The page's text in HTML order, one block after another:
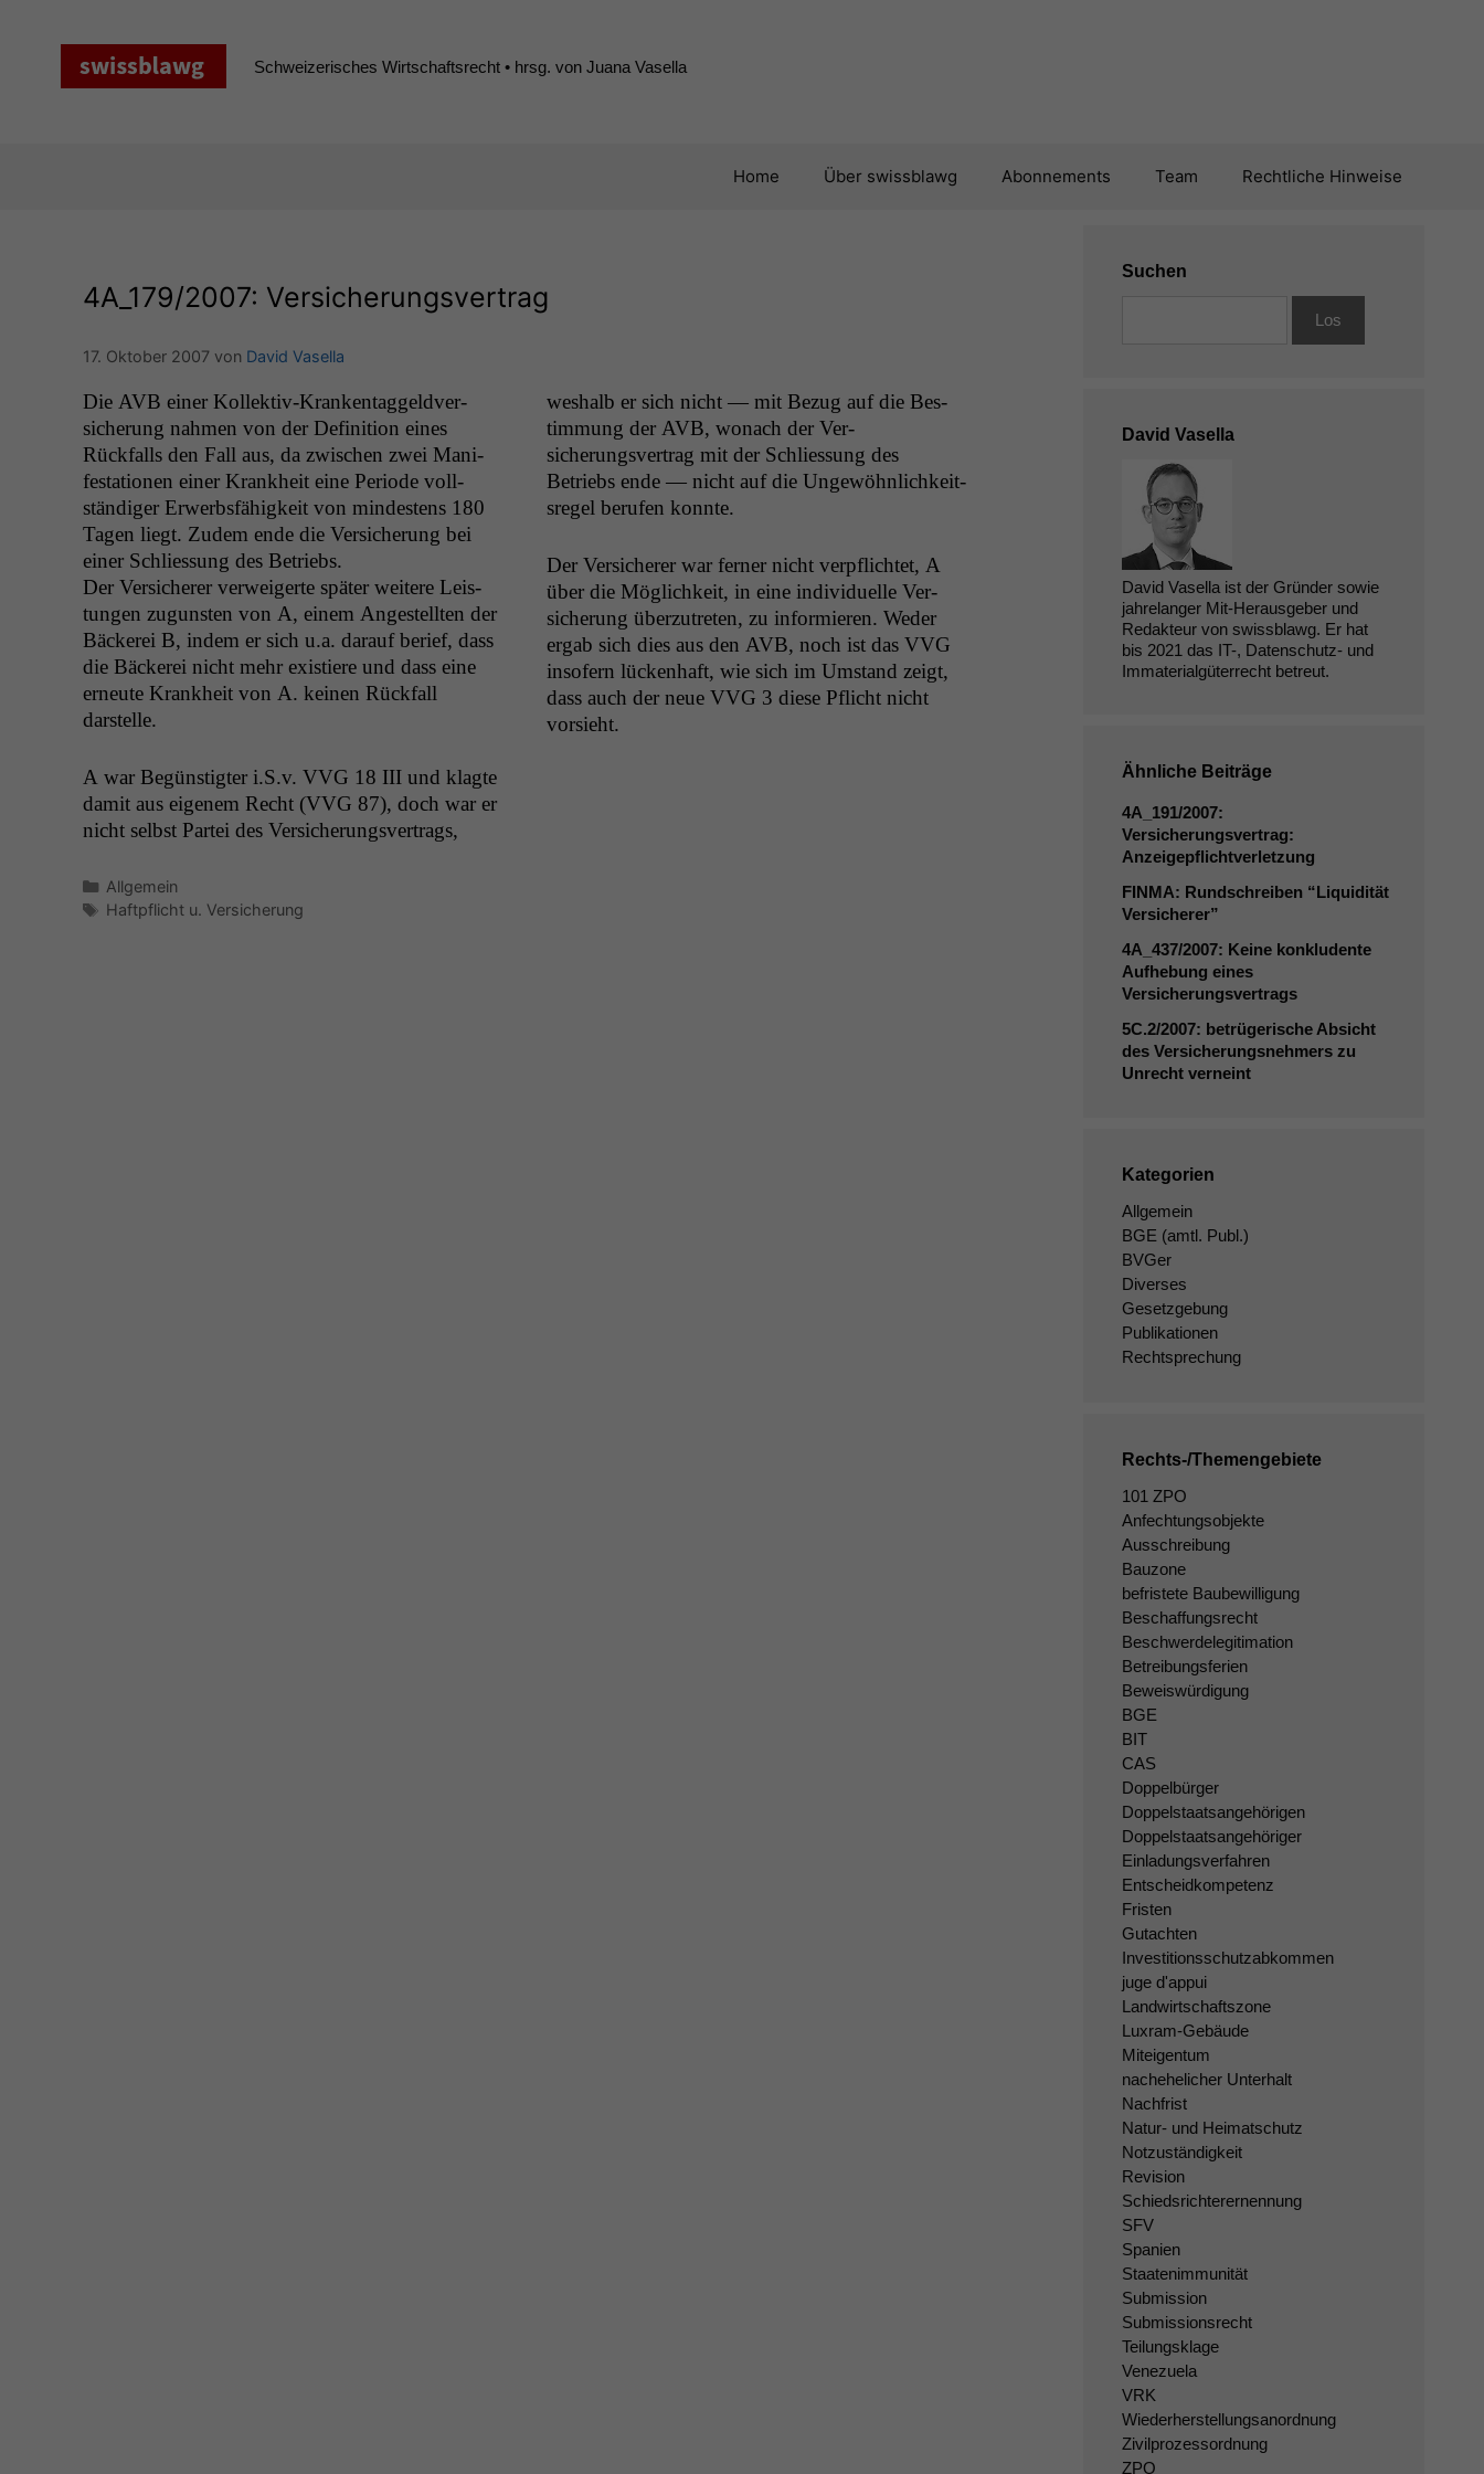
Schweizerisches Wirtschaftsrecht • hrsg. von Juana Vasella
Home Über swissblawg Abonnements Team Rechtliche Hinweise
4A_179/2007: Versicherungsvertrag
17. Oktober 2007 von David Vasella
Die AVB ein­er Kollek­tiv-Kranken­taggeld­ver­
sicherung nah­men von der Def­i­n­i­tion eines
Rück­falls den Fall aus, da zwis­chen zwei Man­i­
fes­ta­tio­nen ein­er Krankheit eine Peri­ode voll­
ständi­ger Erwerb­s­fähigkeit von min­destens 180
Tagen liegt. Zudem ende die Ver­sicherung bei
ein­er Schlies­sung des Betriebs.
Der Ver­sicher­er ver­weigerte später weit­ere Leis­
tun­gen zugun­sten von A, einem Angestell­ten der
Bäck­erei B, indem er sich u.a. darauf berief, dass
die Bäck­erei nicht mehr existiere und dass eine
erneute Krankheit von A. keinen Rück­fall
darstelle.
A war Begün­stigter i.S.v. VVG 18 IIIund klagte
damit aus eigen­em Recht (VVG 87), doch war er
nicht selb­st Partei des Ver­sicherungsver­trags,
weshalb er sich nicht — mit Bezug auf die Bes­
tim­mung der AVB, wonach der Ver­
sicherungsver­trag mit der Schlies­sung des
Betriebs ende — nicht auf die Ungewöhn­lichkeit­
sregel berufen konnte.
Der Ver­sicher­er war fern­er nicht verpflichtet, A
über die Möglichkeit, in eine indi­vidu­elle Ver­
sicherung überzutreten, zu informieren. Wed­er
ergab sich dies aus den AVB, noch ist das VVG
insofern lück­en­haft, wie sich im Umstand zeigt,
dass auch der neue VVG 3 diese Pflicht nicht
vorsieht.
Kategorien
Allgemein
Schlagwörter
Haftpflicht u. Versicherung
Suchen
David Vasella
David Vasella ist der Gründer sowie
jahrelanger Mit-Herausgeber und
Redakteur von swissblawg. Er hat
bis 2021 das IT-, Datenschutz- und
Immaterialgüterrecht betreut.
Ähnliche Beiträge
4A_191/2007:
Versicherungsvertrag:
Anzeigepflichtverletzung
FINMA: Rundschreiben “Liquidität
Versicherer”
4A_437/2007: Keine konkludente
Aufhebung eines
Versicherungsvertrags
5C.2/2007: betrügerische Absicht
des Versicherungsnehmers zu
Unrecht verneint
Kategorien
Allgemein
BGE (amtl. Publ.)
BVGer
Diverses
Gesetzgebung
Publikationen
Rechtsprechung
Rechts-/Themengebiete
101 ZPO
Anfechtungsobjekte
Ausschreibung
Bauzone
befristete Baubewilligung
Beschaffungsrecht
Beschwerdelegitimation
Betreibungsferien
Beweiswürdigung
BGE
BIT
CAS
Doppelbürger
Doppelstaatsangehörigen
Doppelstaatsangehöriger
Einladungsverfahren
Entscheidkompetenz
Fristen
Gutachten
Investitionsschutzabkommen
juge d'appui
Landwirtschaftszone
Luxram-Gebäude
Miteigentum
nachehelicher Unterhalt
Nachfrist
Natur- und Heimatschutz
Notzuständigkeit
Revision
Schiedsrichterernennung
SFV
Spanien
Staatenimmunität
Submission
Submissionsrecht
Teilungsklage
Venezuela
VRK
Wiederherstellungsanordnung
Zivilprozessordnung
ZPO